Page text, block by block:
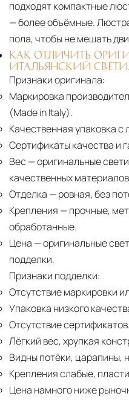
подходят компактные
— более объёмные.
пола, чтобы не мешать
КАК ОТЛИЧИТЬ
ИТАЛЬЯНСКИЙ
Признаки оригинала:
Маркировка
(Made in Italy).
Качественная упаковка с
Сертификаты качества и
Вес — оригинальные
качественных
Отделка — ровная, без
Крепления — прочные,
обработанные.
Цена — оригинальные
подделки.
Признаки подделки:
Отсутствие маркировки
Упаковка низкого
Отсутствие сертификатов.
Лёгкий вес, хрупкая
Видны потёки, царапины,
Крепления слабые,
Цена намного ниже